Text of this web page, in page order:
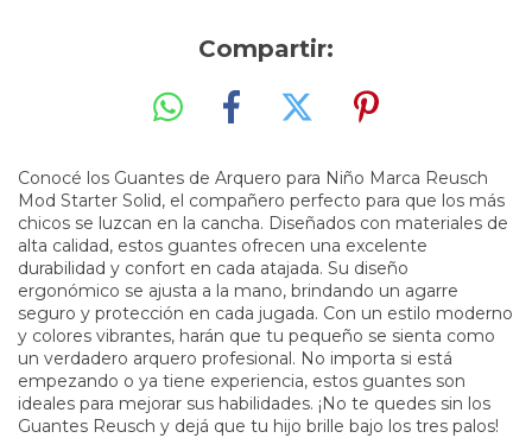
Compartir:
Conocé los Guantes de Arquero para Niño Marca Reusch
Mod Starter Solid, el compañero perfecto para que los más
chicos se luzcan en la cancha. Diseñados con materiales de
alta calidad, estos guantes ofrecen una excelente
durabilidad y confort en cada atajada. Su diseño
ergonómico se ajusta a la mano, brindando un agarre
seguro y protección en cada jugada. Con un estilo moderno
y colores vibrantes, harán que tu pequeño se sienta como
un verdadero arquero profesional. No importa si está
empezando o ya tiene experiencia, estos guantes son
ideales para mejorar sus habilidades. ¡No te quedes sin los
Guantes Reusch y dejá que tu hijo brille bajo los tres palos!